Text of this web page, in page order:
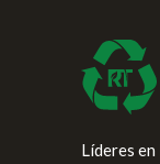
Líderes